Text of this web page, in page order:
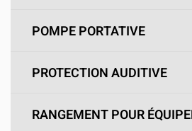
POMPE PORTATIVE
PROTECTION AUDITIVE
RANGEMENT POUR